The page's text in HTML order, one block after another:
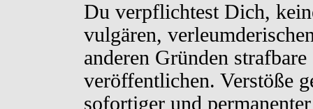
Du verpflichtest Dich,
vulgären,
anderen Gründen
veröffentlichen. Verstöße
sofortiger und